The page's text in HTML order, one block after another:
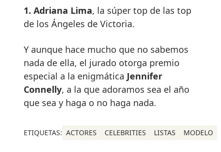
1. Adriana Lima, la súper top de las top
de los Ángeles de Victoria.
Y aunque hace mucho que no sabemos
nada de ella, el jurado otorga premio
especial a la enigmática Jennifer
Connelly, a la que adoramos sea el año
que sea y haga o no haga nada.
ETIQUETAS: ACTORES CELEBRITIES LISTAS MODELO